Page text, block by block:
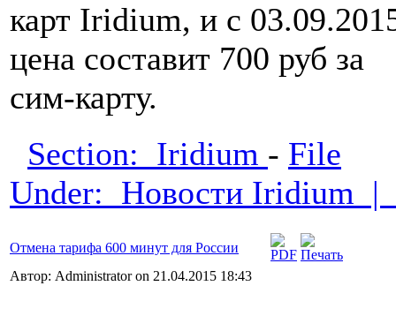
карт Iridium, и с
цена составит 700 руб за
сим-карту.
Section: Iridium - File
Under: Новости Iridium |
Отмена тарифа 600 минут для России
Автор: Administrator on 21.04.2015 18:43